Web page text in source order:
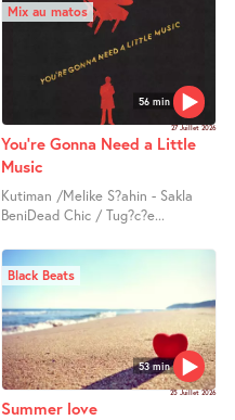
56 min
Mix au matos
27 Juillet 2026
You’re Gonna Need a Little
Music
Kutiman /Melike S?ahin - Sakla
BeniDead Chic / Tug?c?e...
53 min
Black Beats
25 Juillet 2026
Summer love